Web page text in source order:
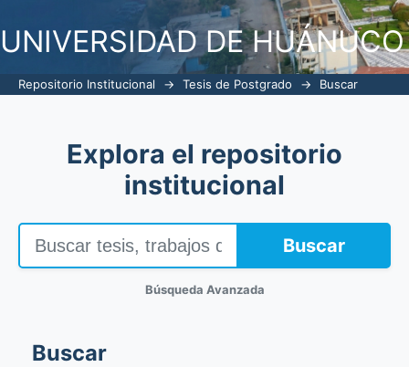
UNIVERSIDAD DE HUÁNUCO
Repositorio Institucional → Tesis de Postgrado → Buscar
Explora el repositorio
institucional
Buscar
Búsqueda Avanzada
Buscar